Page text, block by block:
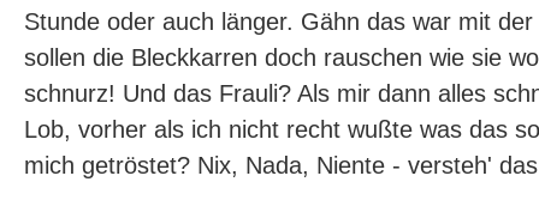
Stunde oder auch länger. Gähn das war mit
sollen die Bleckkarren doch rauschen wie sie
schnurz! Und das Frauli? Als mir dann alles
Lob, vorher als ich nicht recht wußte was das
mich getröstet? Nix, Nada, Niente - versteh'